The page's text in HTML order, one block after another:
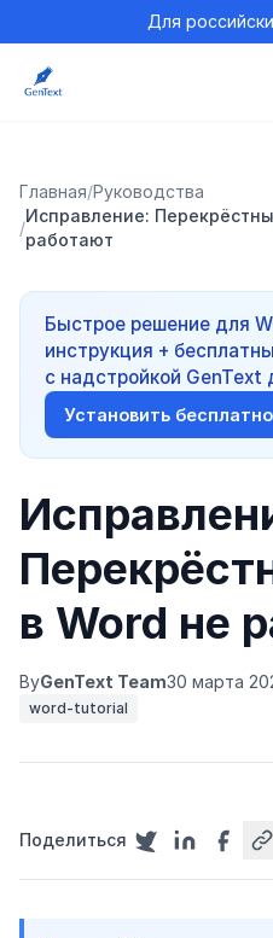
Для
Главная/Руководства
/
Исправление:
работают
Быстрое решение для
инструкция +
с надстройкой
Установить
в Word не
ByGenText Team30 марта
word-tutorial
Поделиться